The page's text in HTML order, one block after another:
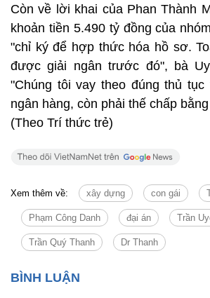
Còn về lời khai của Phan Thành
khoản tiền 5.490 tỷ đồng của
"chỉ ký để hợp thức hóa hồ sơ.
được giải ngân trước đó", bà
"Chúng tôi vay theo đúng thủ
ngân hàng, còn phải thế chấp
(Theo Trí thức trẻ)
Xem thêm về: xây dựng con gái
Phạm Công Danh đại án Trần
Trần Quý Thanh Dr Thanh